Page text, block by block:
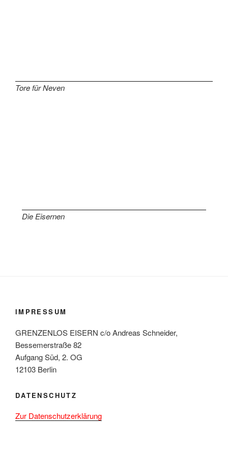
Tore für Neven
Die Eisernen
IMPRESSUM
GRENZENLOS EISERN c/o Andreas Schneider,
Bessemerstraße 82
Aufgang Süd, 2. OG
12103 Berlin
DATENSCHUTZ
Zur Datenschutzerklärung